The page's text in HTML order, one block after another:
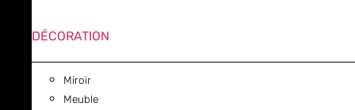
DÉCORATION
Miroir
Meuble